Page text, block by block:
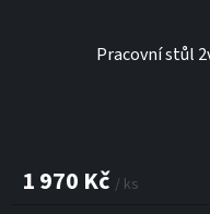
Pracovní stůl
1 970 Kč / ks